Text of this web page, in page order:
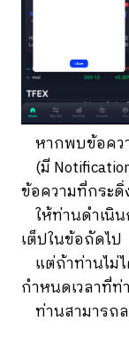
หากพบข้อคว
(มี
ข้อความที่กระดิ่
ให้ท่านดำเนิ
เต็ปในข้อถัดไป
แต่ถ้าท่านไม่
กำหนดเวลาที่
ท่านสามารถ